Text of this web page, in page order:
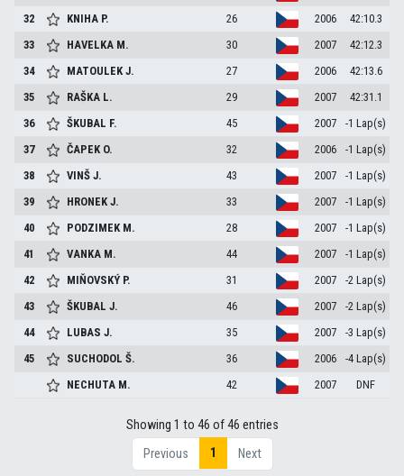
32
KNIHA P. 26 2006
42:10.3
33
HAVELKA M. 30 2007
42:12.3
34
MATOULEKJ. 27 2006
42:13.6
35
RAŠKA L. 29 2007
42:31.1
36
ŠKUBAL F. 45 2007
-1 Lap(s)
37
ČAPEK O. 32 2006
-1 Lap(s)
38
VINŠJ. 43 2007
-1 Lap(s)
39
HRONEKJ. 33 2007
-1 Lap(s)
40
PODZIMEK M. 28 2007
-1 Lap(s)
41
VANKA M. 44 2007
-1 Lap(s)
42
MIŇOVSKÝ P. 31 2007
-2 Lap(s)
43
ŠKUBALJ. 46 2007
-2 Lap(s)
44
LUBASJ. 35 2007
-3 Lap(s)
45
SUCHODOLŠ. 36 2006
-4 Lap(s)
NECHUTA M. 42 2007 DNF
Showing 1 to 46 of 46 entries
Previous
1 Next